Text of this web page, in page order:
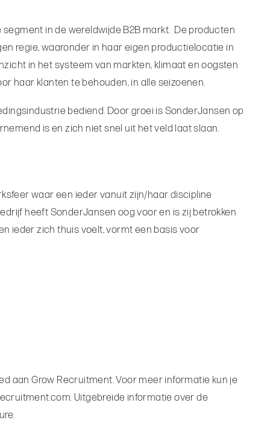
in de wereldwijde B2B markt. De producten
regie, waaronder in haar eigen productielocatie in
in het systeem van markten, klimaat en oogsten
haar klanten te behouden, in alle seizoenen.
bediend. Door groei is SonderJansen op
is en zich niet snel uit het veld laat slaan.
waar een ieder vanuit zijn/haar discipline
heeft SonderJansen oog voor en is zij betrokken
ieder zich thuis voelt, vormt een basis voor
aan Grow Recruitment. Voor meer informatie kun je
Uitgebreide informatie over de